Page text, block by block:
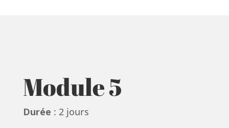
Module 5
Durée : 2 jours